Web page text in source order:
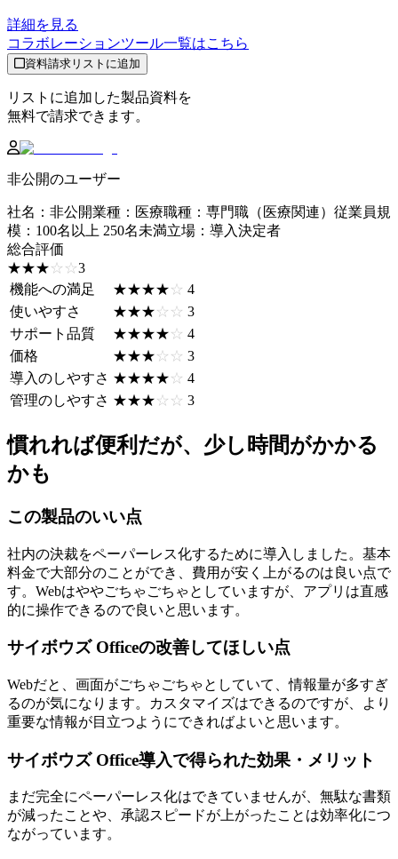
詳細を見る
コラボレーションツール一覧はこちら
資料請求リストに追加
リストに追加した製品資料を
無料で請求できます。
非公開のユーザー
社名 ： 非公開業種 ： 医療職種 ： 専門職（医療関連） 従業員規
模 ： 100名以上 250名未満立場 ： 導入決定者
総合評価
☆☆☆☆☆
★★★★★3
機能への満足
☆☆☆☆☆
★★★★★ 4
使いやすさ
☆☆☆☆☆
★★★★★ 3
サポート品質
☆☆☆☆☆
★★★★★ 4
価格
☆☆☆☆☆
★★★★★ 3
導入のしやすさ ☆☆☆☆☆
★★★★★ 4
管理のしやすさ ☆☆☆☆☆
★★★★★ 3
慣れれば便利だが、少し時間がかかる
かも
この製品のいい点
社内の決裁をペーパーレス化するために導入しました。基本
料金で大部分のことができ、費用が安く上がるのは良い点で
す。Webはややごちゃごちゃとしていますが、アプリは直感
的に操作できるので良いと思います。
サイボウズ Officeの改善してほしい点
Webだと、画面がごちゃごちゃとしていて、情報量が多すぎ
るのが気になります。カスタマイズはできるのですが、より
重要な情報が目立つようにできればよいと思います。
サイボウズ Office導入で得られた効果・メリット
まだ完全にペーパーレス化はできていませんが、無駄な書類
が減ったことや、承認スピードが上がったことは効率化につ
ながっています。